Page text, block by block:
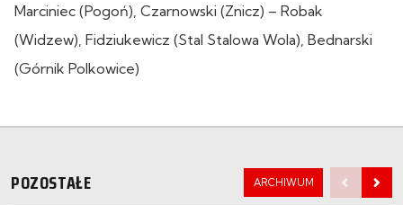
Marciniec (Pogoń), Czarnowski (Znicz) – Robak
(Widzew), Fidziukewicz (Stal Stalowa Wola), Bednarski
(Górnik Polkowice)
POZOSTAŁE ARCHIWUM